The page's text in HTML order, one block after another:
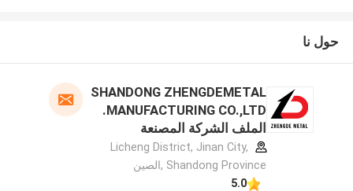
حول نا
SHANDONG ZHENGDEMETAL
MANUFACTURING CO.,LTD.
الملف الشركة المصنعة
Licheng District, Jinan City,
Shandong Province ,الصين
5.0